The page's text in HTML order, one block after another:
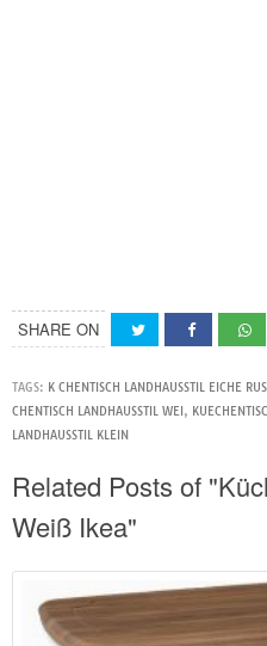
SHARE ON
TAGS: K CHENTISCH LANDHAUSSTIL EICHE
CHENTISCH LANDHAUSSTIL WEI ,
LANDHAUSSTIL KLEIN
Related Posts of
Weiß Ikea"